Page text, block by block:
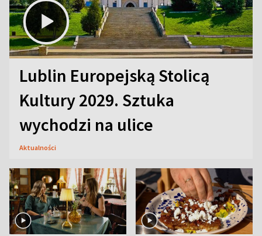
Lublin Europejską Stolicą
Kultury 2029. Sztuka
wychodzi na ulice
Aktualności